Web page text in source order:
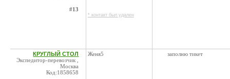
#13
* контакт был удален
КРУГЛЫЙ СТОЛ
Экспедитор-перевозчик ,
Москва
Код:1858658
Женя5 заполню тикет